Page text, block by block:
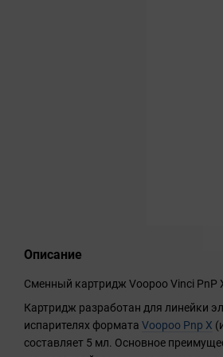
Описание
Сменный картридж Voopoo Vinci PnP
Картридж разработан для линейки
испарителях формата Voopoo Pnp X
составляет 5 мл. Основное